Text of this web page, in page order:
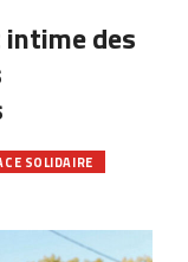
intime des
SOLIDAIRE